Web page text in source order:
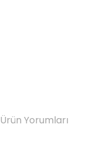
Ürün Yorumları